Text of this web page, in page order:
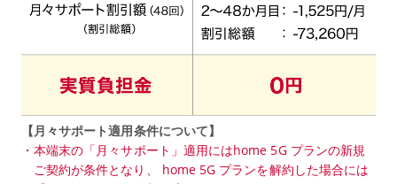
【月々サポート適用条件について】
・本端末の「月々サポート」適用にはhome 5G プランの新規
ご契約が条件となり、 home 5G プランを解約した場合には